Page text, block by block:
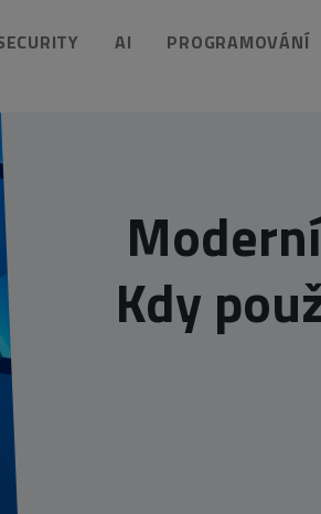
AI PROGRAMOVÁNÍ
Kdy